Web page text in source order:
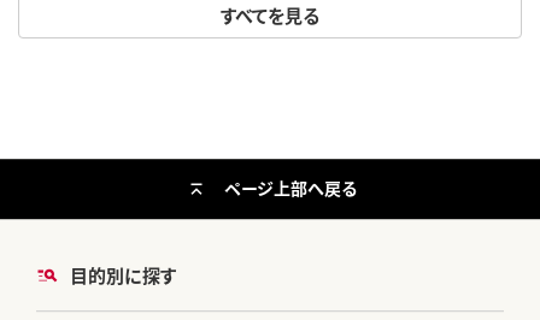
すべてを見る
目的別に探す
ページ上部へ戻る